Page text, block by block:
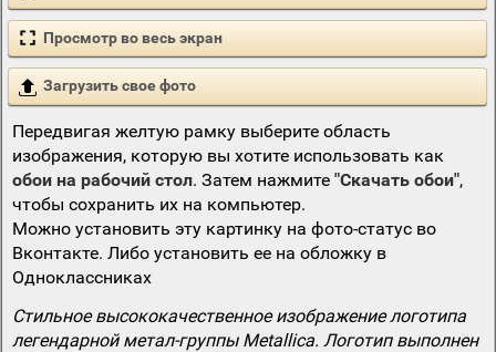
Просмотр во весь экран
Загрузить свое фото
Передвигая желтую рамку выберите область
изображения, которую вы хотите использовать как
обои на рабочий стол. Затем нажмите "Скачать обои",
чтобы сохранить их на компьютер.
Можно установить эту картинку на фото-статус во
Вконтакте. Либо установить ее на обложку в
Одноклассниках
Стильное высококачественное изображение логотипа
легендарной метал-группы Metallica. Логотип выполнен